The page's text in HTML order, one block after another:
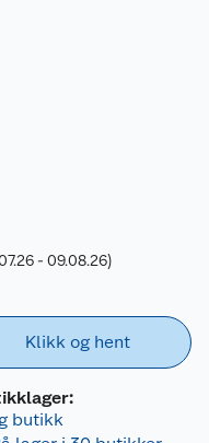
- 09.08.26)
Klikk og hent
butikk